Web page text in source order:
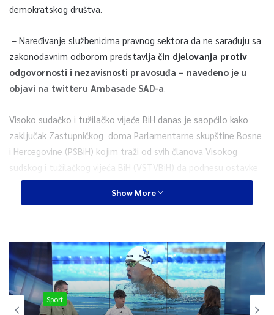
demokratskog društva.
– Naređivanje službenicima pravnog sektora da ne sarađuju sa
zakonodavnim odborom predstavlja čin djelovanja protiv
odgovornosti i nezavisnosti pravosuđa – navedeno je u
objavi na twitteru Ambasade SAD-a.
Visoko sudačko i tužilačko vijeće BiH danas je saopćilo kako
zaključak Zastupničkog doma Parlamentarne skupštine Bosne
i Hercegovine (PSBiH) kojim traži od svih članova Visokog
sudskog i tužilačkog vijeća BiH (VSTVBiH) da podnesu ostavke
ni na koji način ne obavezuje članove VSTV-a BiH.
PSBiH za utvrđivanje stanja u pravosudnim institucijama BiH, te
učestalih upita novinara s tim u vezi, kako sudije i tužioci u
Bosni i Hercegovini ni na koji način neće učestvovati u radu
spomenute istražne komisije.
Show More
Sport